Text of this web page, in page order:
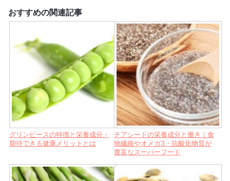
おすすめの関連記事
グリンピースの特徴と栄養成分・
期待できる健康メリットとは
チアシードの栄養成分と働き｜食
物繊維やオメガ3・抗酸化物質が
豊富なスーパーフード